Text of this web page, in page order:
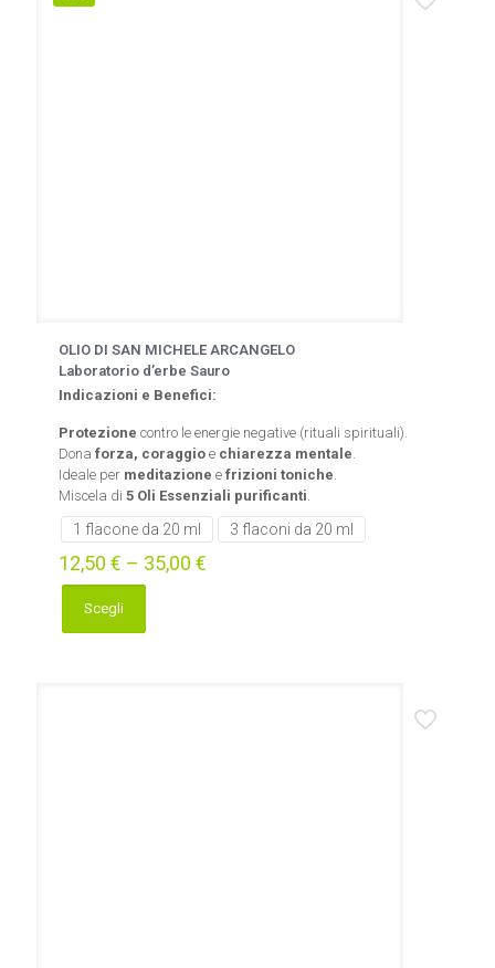
OLIO DI SAN MICHELE ARCANGELO
Laboratorio d’erbe Sauro
Indicazioni e Benefici:
Protezione contro le energie negative (rituali spirituali).
Dona forza, coraggio e chiarezza mentale.
Ideale per meditazione e frizioni toniche.
Miscela di 5 Oli Essenziali purificanti.
1 flacone da 20 ml 3 flaconi da 20 ml
12,50 € – 35,00 €
Scegli
Questo
prodotto